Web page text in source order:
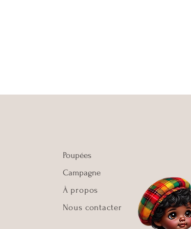
Poupées
Campagne
À propos
Nous contacter